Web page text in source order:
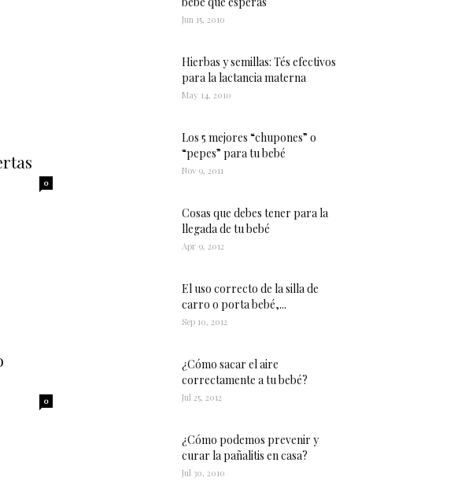
0
0
Jun 15, 2010
Hierbas y semillas: Tés efectivos
para la lactancia materna
May 14, 2010
Los 5 mejores “chupones” o
“pepes” para tu bebé
Nov 9, 2011
Cosas que debes tener para la
llegada de tu bebé
Apr 9, 2012
El uso correcto de la silla de
carro o porta bebé,...
Sep 10, 2012
¿Cómo sacar el aire
correctamente a tu bebé?
Jul 25, 2012
¿Cómo podemos prevenir y
curar la pañalitis en casa?
Jul 30, 2010